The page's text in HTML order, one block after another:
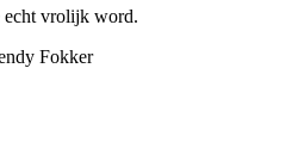
echt vrolijk word.
Fokker